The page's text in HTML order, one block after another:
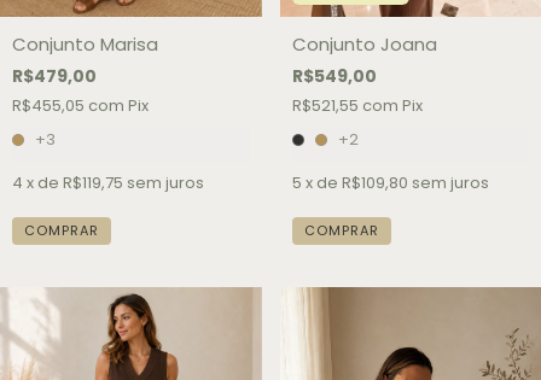
Conjunto Marisa
R$479,00
R$455,05 com Pix
+3
4 x de R$119,75 sem juros
COMPRAR
Conjunto Joana
R$549,00
R$521,55 com Pix
+2
5 x de R$109,80 sem juros
COMPRAR